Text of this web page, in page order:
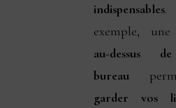
indispensables.
exemple, une
au-dessus
bureau
garder vos